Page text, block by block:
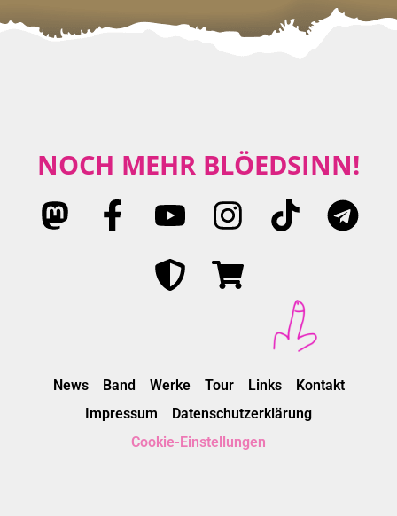
NOCH MEHR BLÖEDSINN!
News Band Werke Tour Links
Kontakt
Impressum
Datenschutzerklärung
Cookie-Einstellungen